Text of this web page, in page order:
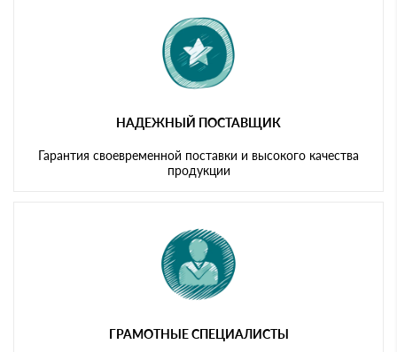
НАДЕЖНЫЙ ПОСТАВЩИК
Гарантия своевременной поставки и высокого качества
продукции
ГРАМОТНЫЕ СПЕЦИАЛИСТЫ